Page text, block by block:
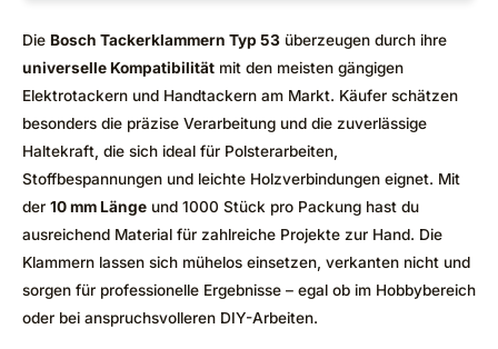
Die Bosch Tackerklammern Typ 53 überzeugen durch ihre
universelle Kompatibilität mit den meisten gängigen
Elektrotackern und Handtackern am Markt. Käufer schätzen
besonders die präzise Verarbeitung und die zuverlässige
Haltekraft, die sich ideal für Polsterarbeiten,
Stoffbespannungen und leichte Holzverbindungen eignet. Mit
der 10 mm Länge und 1000 Stück pro Packung hast du
ausreichend Material für zahlreiche Projekte zur Hand. Die
Klammern lassen sich mühelos einsetzen, verkanten nicht und
sorgen für professionelle Ergebnisse – egal ob im Hobbybereich
oder bei anspruchsvolleren DIY-Arbeiten.